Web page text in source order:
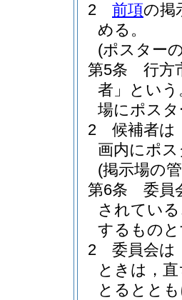
2
前項の掲
める。
(ポスター
第5条
行方
者」という
場にポス
2
候補者は
画内にポ
(掲示場の
第6条
委員
されてい
するもの
2
委員会は
ときは，
とるとと